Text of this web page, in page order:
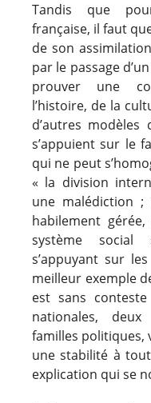
Tandis que
française, il faut
de son
par le passage
prouver une
l’histoire, de la
d’autres
s’appuient sur le
qui ne peut
« la division
une malédiction
habilement
système social
s’appuyant sur
meilleur exemple
est sans
nationales,
familles politiques,
une stabilité à
explication qui se